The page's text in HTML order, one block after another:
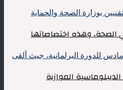
الصحة، وهذه اختصاصاتها
الموازية